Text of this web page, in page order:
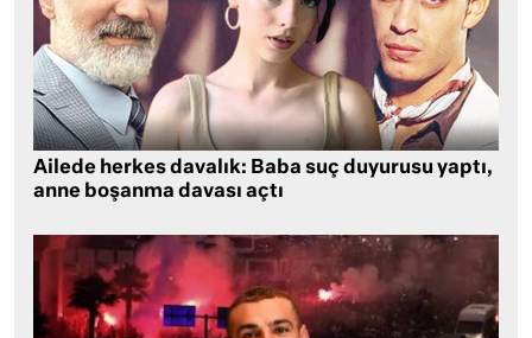
Ailede herkes davalık: Baba suç duyurusu yaptı,
anne boşanma davası açtı